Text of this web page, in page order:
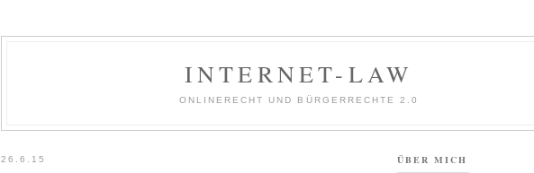
INTERNET-LAW
ONLINERECHT UND BÜRGERRECHTE 2.0
26.6.15 ÜBER MICH